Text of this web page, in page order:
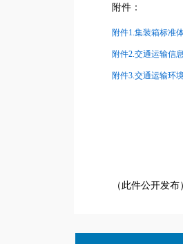
附件：
附件1.集装箱标准
附件2.交通运输信
附件3.交通运输环
（此件公开发布